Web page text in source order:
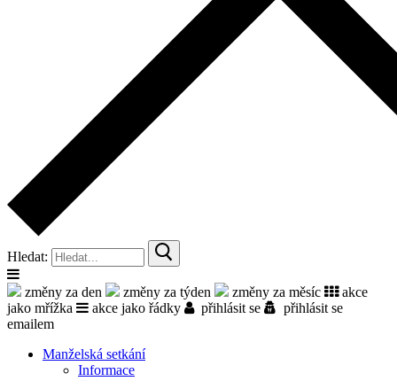
Hledat:
změny za den změny za týden změny za měsíc
akce
jako mřížka
akce jako řádky přihlásit se
přihlásit se
emailem
Manželská setkání
Informace